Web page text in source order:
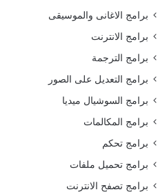
برامج الاغانى والموسيقى
برامج الانترنت
برامج الترجمة
برامج التعديل على الصور
برامج السوشيال ميديا
برامج المكالمات
برامج تحكم
برامج تحميل ملفات
برامج تصفح الانترنت